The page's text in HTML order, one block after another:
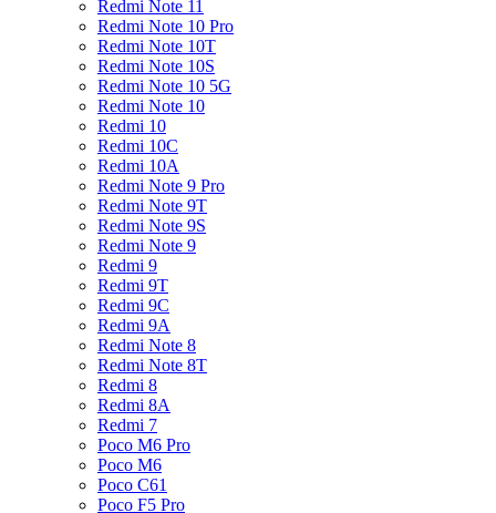
Redmi Note 11
Redmi Note 10 Pro
Redmi Note 10T
Redmi Note 10S
Redmi Note 10 5G
Redmi Note 10
Redmi 10
Redmi 10C
Redmi 10A
Redmi Note 9 Pro
Redmi Note 9T
Redmi Note 9S
Redmi Note 9
Redmi 9
Redmi 9T
Redmi 9C
Redmi 9A
Redmi Note 8
Redmi Note 8T
Redmi 8
Redmi 8A
Redmi 7
Poco M6 Pro
Poco M6
Poco C61
Poco F5 Pro